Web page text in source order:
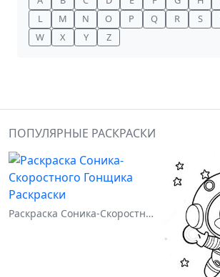
L
M N O P Q R S
W
X Y Z
ПОПУЛЯРНЫЕ РАСКРАСКИ
Раскраска Соника-Скоростного Гонщика